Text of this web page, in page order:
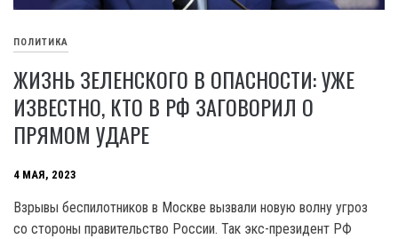
ПОЛИТИКА
ЖИЗНЬ ЗЕЛЕНСКОГО В ОПАСНОСТИ: УЖЕ
ИЗВЕСТНО, КТО В РФ ЗАГОВОРИЛ О
ПРЯМОМ УДАРЕ
4 МАЯ, 2023
Взрывы беспилотников в Москве вызвали новую волну угроз
со стороны правительство России. Так экс-президент РФ